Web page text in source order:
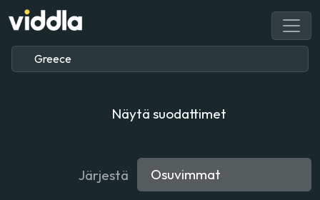
Näytä suodattimet
Järjestä